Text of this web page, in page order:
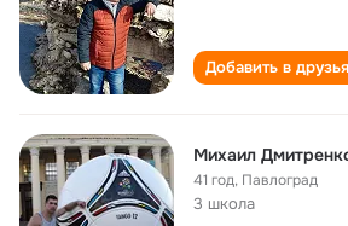
Добавить в друзья
Михаил
41 год, Павлоград
3 школа